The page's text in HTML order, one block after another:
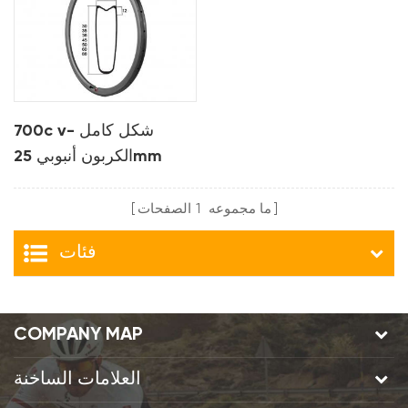
700c v- شكل كامل
الكربون أنبوبي 25mm
ما مجموعه 1 الصفحات
فئات
COMPANY MAP
العلامات الساخنة